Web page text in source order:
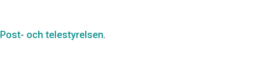
Anmäl till språkpolisen
Post- och telestyrelsen.